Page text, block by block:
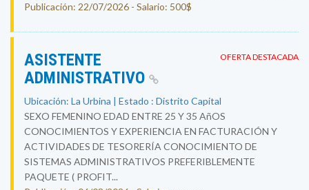
Publicación: 22/07/2026 - Salario: 500$
OFERTA DESTACADA
ASISTENTE
ADMINISTRATIVO
Ubicación: La Urbina | Estado : Distrito Capital
SEXO FEMENINO EDAD ENTRE 25 Y 35 AñOS
CONOCIMIENTOS Y EXPERIENCIA EN FACTURACIÓN Y
ACTIVIDADES DE TESORERÍA CONOCIMIENTO DE
SISTEMAS ADMINISTRATIVOS PREFERIBLEMENTE
PAQUETE ( PROFIT...